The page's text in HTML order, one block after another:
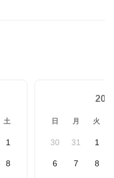
土
1
8
日 月 火
30 31 1
6 7 8